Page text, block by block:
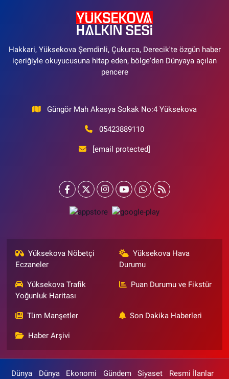
Hakkari, Yüksekova Şemdinli, Çukurca, Derecik'te özgün haber
içeriğiyle okuyucusuna hitap eden, bölge'den Dünyaya açılan
pencere
Güngör Mah Akasya Sokak No:4 Yüksekova
05423889110
[email protected]
Yüksekova Nöbetçi
Eczaneler
Yüksekova Hava
Durumu
Yüksekova Trafik
Yoğunluk Haritası
Puan Durumu ve Fikstür
Tüm Manşetler Son Dakika Haberleri
Haber Arşivi
Dünya Dünya Ekonomi Gündem Siyaset Resmi İlanlar